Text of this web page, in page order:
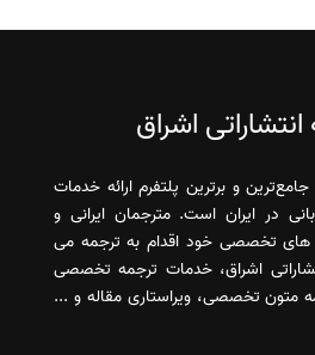
اشراق
و برترین پلتفرم ارائه خدمات
در ایران است. مترجمان ایرانی و
های تخصصی خود اقدام به ترجمه می
اشراق، خدمات ترجمه تخصصی
متون تخصصی، ویراستاری مقاله و ...